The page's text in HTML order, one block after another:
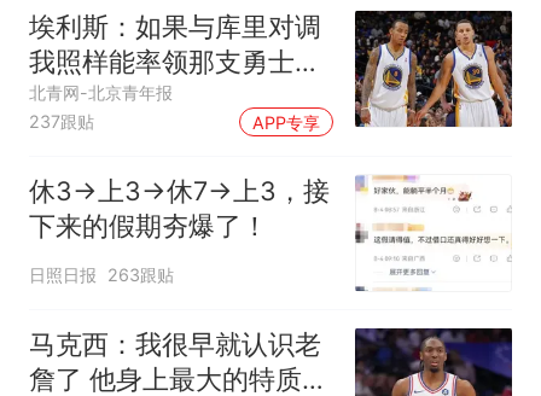
埃利斯：如果与库里对调
我照样能率领那支勇士取
得现在的成就
北青网-北京青年报
237跟贴
APP专享
休3→上3→休7→上3，接
下来的假期夯爆了！
日照日报 263跟贴
马克西：我很早就认识老
詹了 他身上最大的特质就